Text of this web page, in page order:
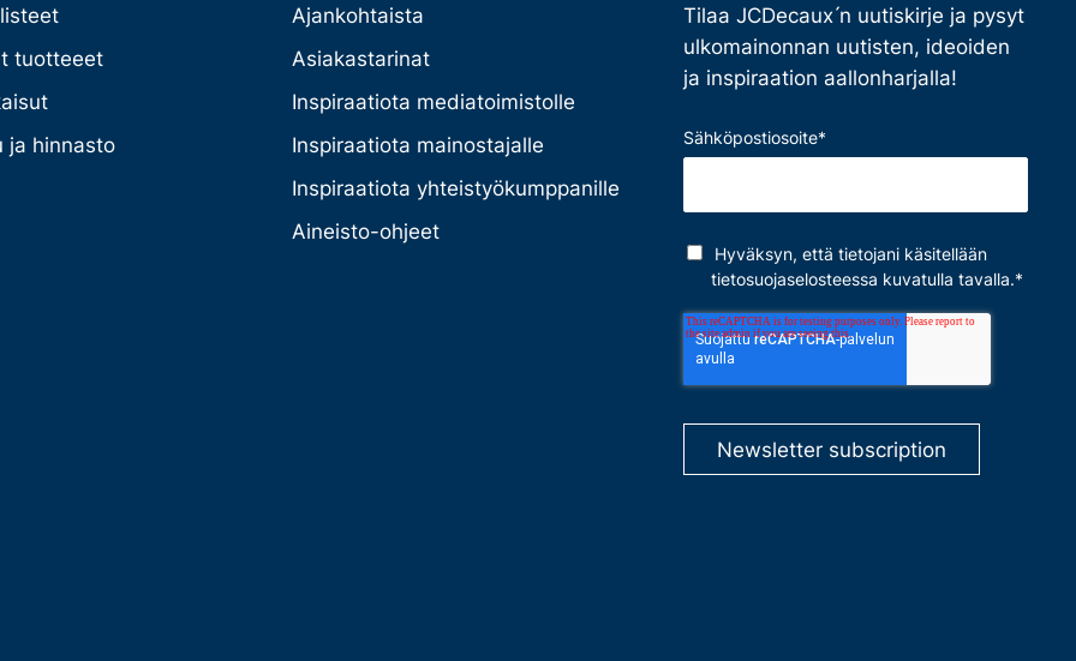
tuotteeet
ja hinnasto
Ajankohtaista
Asiakastarinat
Inspiraatiota mediatoimistolle
Inspiraatiota mainostajalle
Inspiraatiota yhteistyökumppanille
Aineisto-ohjeet
Tilaa JCDecaux ́n uutiskirje ja pysyt
ulkomainonnan uutisten, ideoiden
ja inspiraation aallonharjalla!
Sähköpostiosoite*
Hyväksyn, että tietojani käsitellään
tietosuojaselosteessa kuvatulla tavalla.*